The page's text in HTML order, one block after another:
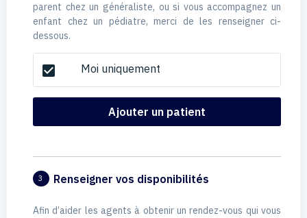
parent chez un généraliste, ou si vous accompagnez un
enfant chez un pédiatre, merci de les renseigner ci-
dessous.
check_box Moi uniquement
Ajouter un patient
3 Renseigner vos disponibilités
Afin d’aider les agents à obtenir un rendez-vous qui vous